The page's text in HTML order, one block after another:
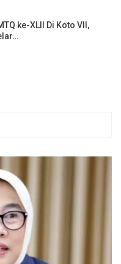
ke-XLII Di Koto VII,